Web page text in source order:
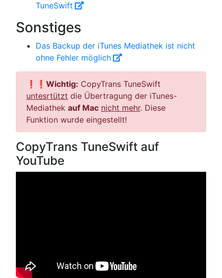
TuneSwift
Sonstiges
Das Backup der iTunes Mediathek ist nicht
ohne Fehler möglich
❗❗ Wichtig: CopyTrans TuneSwift
untesrtützt die Übertragung der iTunes-
Mediathek auf Mac nicht mehr. Diese
Funktion wurde eingestellt!
CopyTrans TuneSwift auf
YouTube